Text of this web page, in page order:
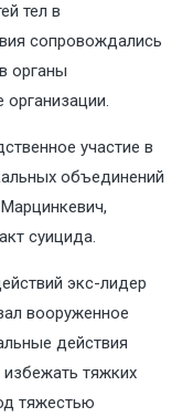
тел в
сопровождались
органы
организации.
участие в
объединений
суицида.
экс-лидер
вооруженное
действия
тяжких
тяжестью